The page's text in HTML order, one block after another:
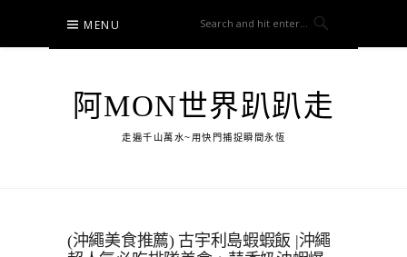
content
MENU
阿MON世界趴趴走
走遍千山萬水~用快門捕捉瞬間永恆
(沖繩美食推薦) 古宇利島蝦蝦飯 |沖繩